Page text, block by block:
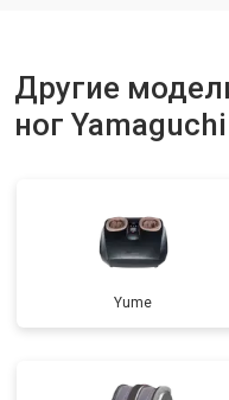
Другие
ног Yamaguchi
Yume